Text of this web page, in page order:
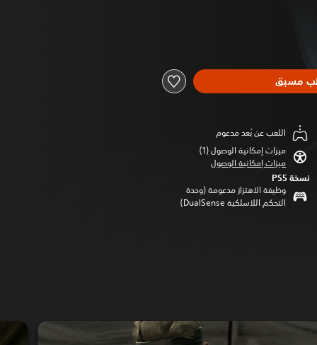
مسبق
اللعب عن بُعد مدعوم
ميزات إمكانية الوصول (1)‏
ميزات إمكانية الوصول
نسخة PS5‏
وظيفة الاهتزاز مدعومة (وحدة
التحكم اللاسلكية DualSense‏)